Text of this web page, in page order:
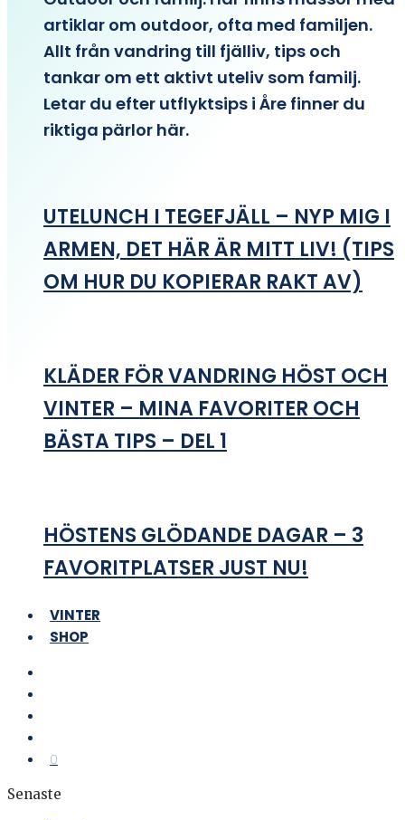
artiklar om outdoor, ofta med familjen.
Allt från vandring till fjälliv, tips och
tankar om ett aktivt uteliv som familj.
Letar du efter utflyktsips i Åre finner du
riktiga pärlor här.
UTELUNCH I TEGEFJÄLL – NYP MIG I
ARMEN, DET HÄR ÄR MITT LIV! (TIPS
OM HUR DU KOPIERAR RAKT AV)
KLÄDER FÖR VANDRING HÖST OCH
VINTER – MINA FAVORITER OCH
BÄSTA TIPS – DEL 1
HÖSTENS GLÖDANDE DAGAR – 3
FAVORITPLATSER JUST NU!
VINTER
SHOP
0
Senaste